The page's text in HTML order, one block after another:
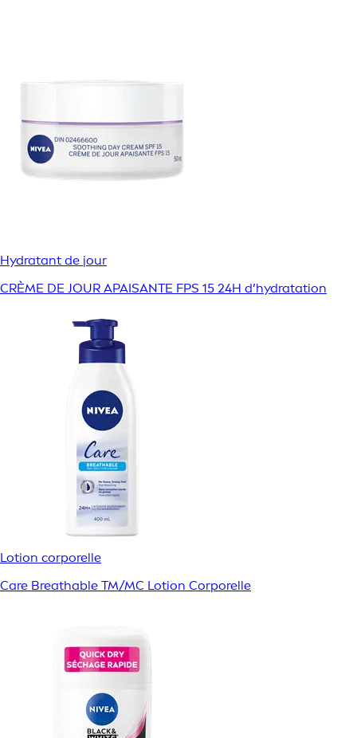
Hydratant de jour
CRÈME DE JOUR APAISANTE FPS 15 24H d’hydratation
Lotion corporelle
Care Breathable TM/MC Lotion Corporelle